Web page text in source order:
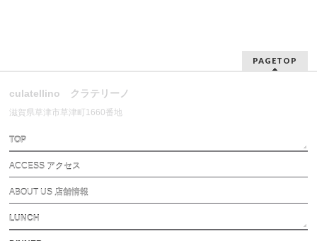
PAGETOP
culatellino クラテリーノ
滋賀県草津市草津町1660番地
TOP
ACCESS アクセス
ABOUT US 店舗情報
LUNCH